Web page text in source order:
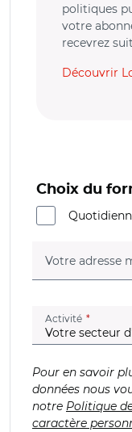
politiques
votre
recevrez
Découvrir
Choix du
Votre adresse
Activité (champ
Pour en savoir
données nous
notre Politique
caractère